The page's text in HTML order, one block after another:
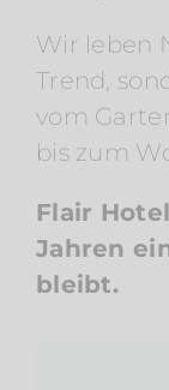
Wir leben
Trend,
vom
bis zum
Flair
Jahren
bleibt.